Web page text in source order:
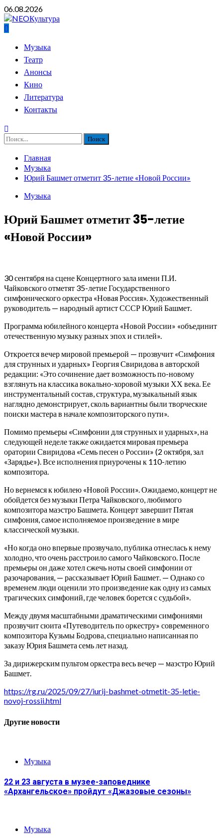
Перейти
к
содержимому
06.08.2026
ОсновноеМузыка
Театр
Анонсы
Кино
Литература
Контакты
Найти:
Главная
Музыка
Юрий Башмет отметит 35-летие «Новой России»
Музыка
Юрий Башмет отметит 35-летие
«Новой России»
30 сентября на сцене Концертного зала имени П.И.
Чайковского отметят 35-летие Государственного
симфонического оркестра «Новая Россия». Художественный
руководитель — народный артист СССР Юрий Башмет.
Программа юбилейного концерта «Новой России» «объединит
отечественную музыку разных эпох и стилей».
Откроется вечер мировой премьерой — прозвучит «Симфония
для струнных и ударных» Георгия Свиридова в авторской
редакции: «Это сочинение дает возможность по-новому
взглянуть на классика вокально-хоровой музыки ХХ века. Ее
инструментальный состав, структура, музыкальный язык
наглядно демонстрирует, сколь вариантны были творческие
поиски мастера в начале композиторского пути».
Помимо премьеры «Симфонии для струнных и ударных», на
следующей неделе также ожидается мировая премьера
оратории Свиридова «Семь песен о России» (2 октября, зал
«Зарядье»). Все исполнения приурочены к 110-летию
композитора.
Но вернемся к юбилею «Новой России». Ожидаемо, концерт не
обойдется без музыки Петра Чайковского, любимого
композитора маэстро Башмета. Концерт завершит Пятая
симфония, самое исполняемое произведение в мире
классической музыки.
«Но когда оно впервые прозвучало, публика отнеслась к нему
холодно, что очень расстроило самого Чайковского. После
премьеры он даже хотел сжечь ноты своей симфонии от
разочарования, — рассказывает Юрий Башмет. — Однако со
временем люди оценили это произведение как одну из самых
трагических симфоний, где человек борется с судьбой».
Между двумя масштабными драматическими симфониями
прозвучит сюита «Путеводитель по оркестру» современного
композитора Кузьмы Бодрова, специально написанная по
заказу Юрия Башмета семь лет назад.
За дирижерским пультом оркестра весь вечер — маэстро Юрий
Башмет.
https://rg.ru/2025/09/27/iurij-bashmet-otmetit-35-letie-
novoj-rossii.html
Другие новости
Музыка
22 и 23 августа в музее-заповеднике
«Архангельское» пройдут «Джазовые сезоны»
Музыка